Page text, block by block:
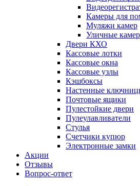
Камеры для
Муляжи камер
Уличные
Двери КХО
Кассовые лотки
Кассовые окна
Кассовые узлы
Кэшбоксы
Настенные
Почтовые ящики
Пулестойкие двери
Пулеулавливатели
Стулья
Счетчики купюр
Электронные замки
Акции
Отзывы
Вопрос-ответ